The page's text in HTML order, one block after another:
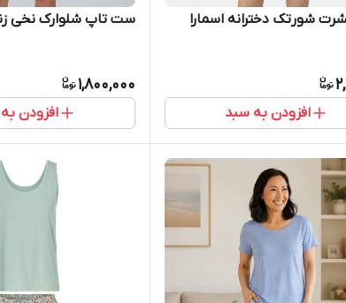
شورتک دخترانه اسمارا
افزودن به سبد
ست تاپ شلوارک نخی
1,800,000
افزودن